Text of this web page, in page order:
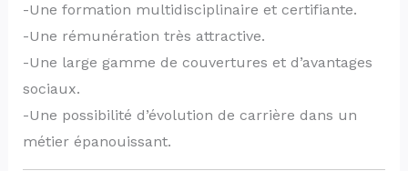
-Une formation multidisciplinaire et certifiante.
-Une rémunération très attractive.
-Une large gamme de couvertures et d’avantages
sociaux.
-Une possibilité d’évolution de carrière dans un
métier épanouissant.